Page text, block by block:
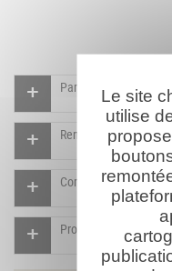
Participer à
Rendre un hommage
Compléter la fiche
Proposer un
Le site
utilise